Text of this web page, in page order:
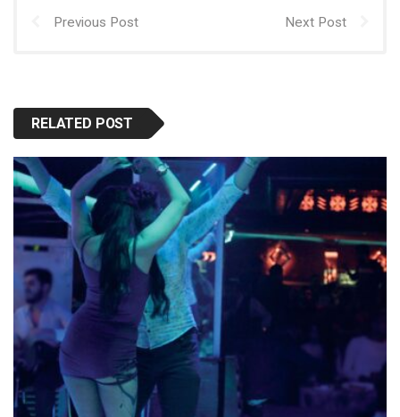
Previous Post Next Post
RELATED POST